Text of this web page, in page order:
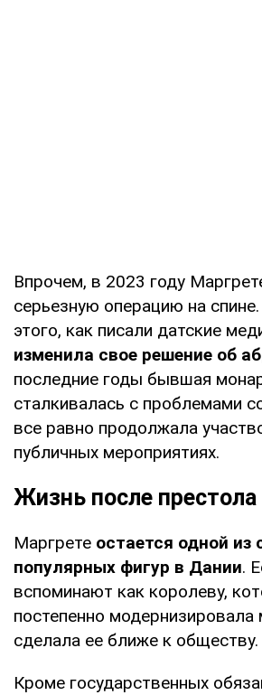
Впрочем, в 2023 году
серьезную операцию на
этого, как писали датские
изменила свое решение об
последние годы бывшая
сталкивалась с проблемами
все равно продолжала
публичных мероприятиях.
Жизнь после престола
Маргрете остается одной из
популярных фигур в Дании.
вспоминают как королеву,
постепенно
сделала ее ближе к обществу.
Кроме государственных